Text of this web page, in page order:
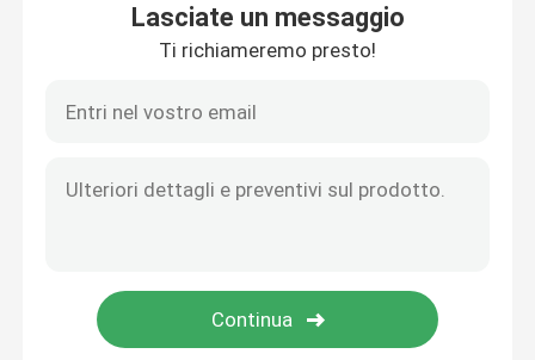
Tondini di rame
Metropolitana di rame del tubo
Piatto di rame dello strato
Lasciate un messaggio
Ti richiameremo presto!